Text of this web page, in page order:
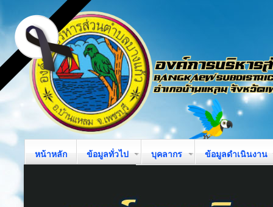
หน้าหลัก ข้อมูลทั่วไป บุคลากร ข้อมูลดำเนินงาน